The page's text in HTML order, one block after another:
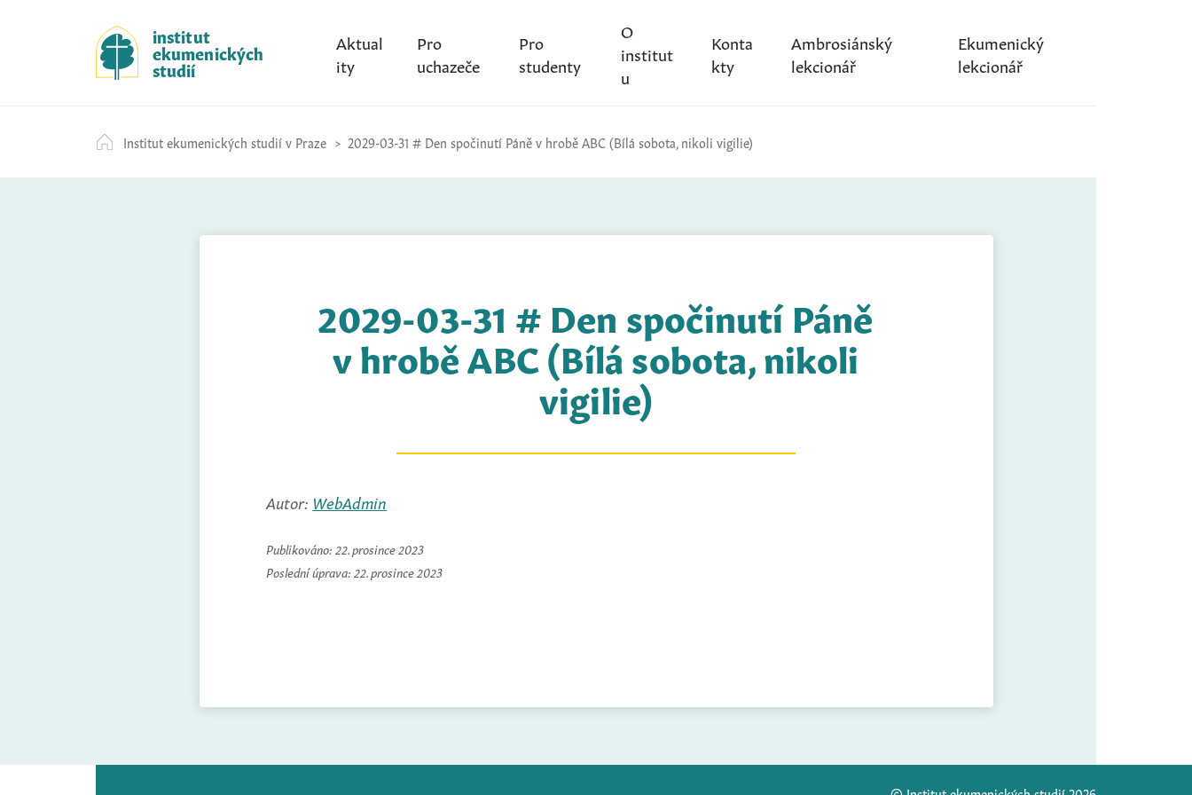
k
i
p
t
c
o
institut
ekumenických
studií
Aktual
ity
Pro
uchazeče
Pro
studenty
O
institut
u
Konta
kty
Ambrosiánský
lekcionář
Ekumenický
lekcionář
Institut ekumenických studií v Praze 2029-03-31 # Den spočinutí Páně v hrobě ABC (Bílá sobota, nikoli vigilie)
2029-03-31 # Den spočinutí Páně
v hrobě ABC (Bílá sobota, nikoli
vigilie)
Autor: WebAdmin
Publikováno: 22. prosince 2023
Poslední úprava: 22. prosince 2023